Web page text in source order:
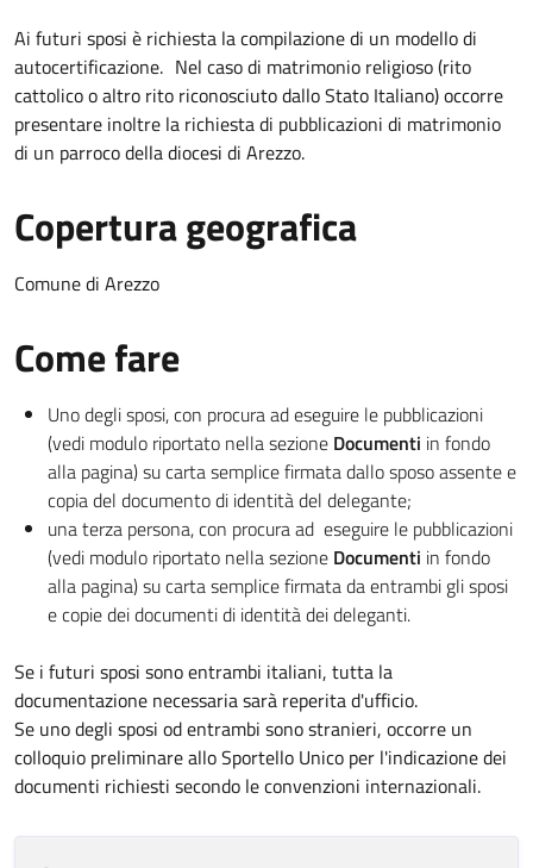
Ai futuri sposi è richiesta la compilazione di un modello di
autocertificazione. Nel caso di matrimonio religioso (rito
cattolico o altro rito riconosciuto dallo Stato Italiano) occorre
presentare inoltre la richiesta di pubblicazioni di matrimonio
di un parroco della diocesi di Arezzo.
Copertura geografica
Comune di Arezzo
Come fare
Uno degli sposi, con procura ad eseguire le pubblicazioni
(vedi modulo riportato nella sezione Documenti in fondo
alla pagina) su carta semplice firmata dallo sposo assente e
copia del documento di identità del delegante;
una terza persona, con procura ad eseguire le pubblicazioni
(vedi modulo riportato nella sezione Documenti in fondo
alla pagina) su carta semplice firmata da entrambi gli sposi
e copie dei documenti di identità dei deleganti.
Se i futuri sposi sono entrambi italiani, tutta la
documentazione necessaria sarà reperita d'ufficio.
Se uno degli sposi od entrambi sono stranieri, occorre un
colloquio preliminare allo Sportello Unico per l'indicazione dei
documenti richiesti secondo le convenzioni internazionali.